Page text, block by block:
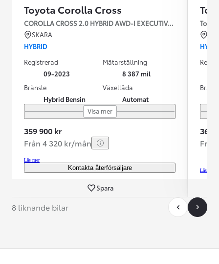
Toyota Corolla Cross
COROLLA CROSS 2.0 HYBRID AWD-I EXECUTIVE SKINN JBL
SKARA
HYBRID
Registrerad
09-2023
Mätarställning
8 387 mil
Bränsle
Hybrid Bensin
Växellåda
Automat
Visa mer
359 900 kr
Från 4 320 kr/mån
Läs mer
Kontakta återförsäljare
Spara
369
Läs mer
8 liknande bilar